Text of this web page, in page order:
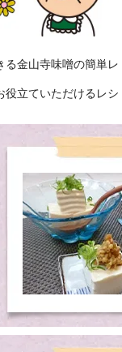
る金山寺味噌の簡単レ
役立ていただけるレシ